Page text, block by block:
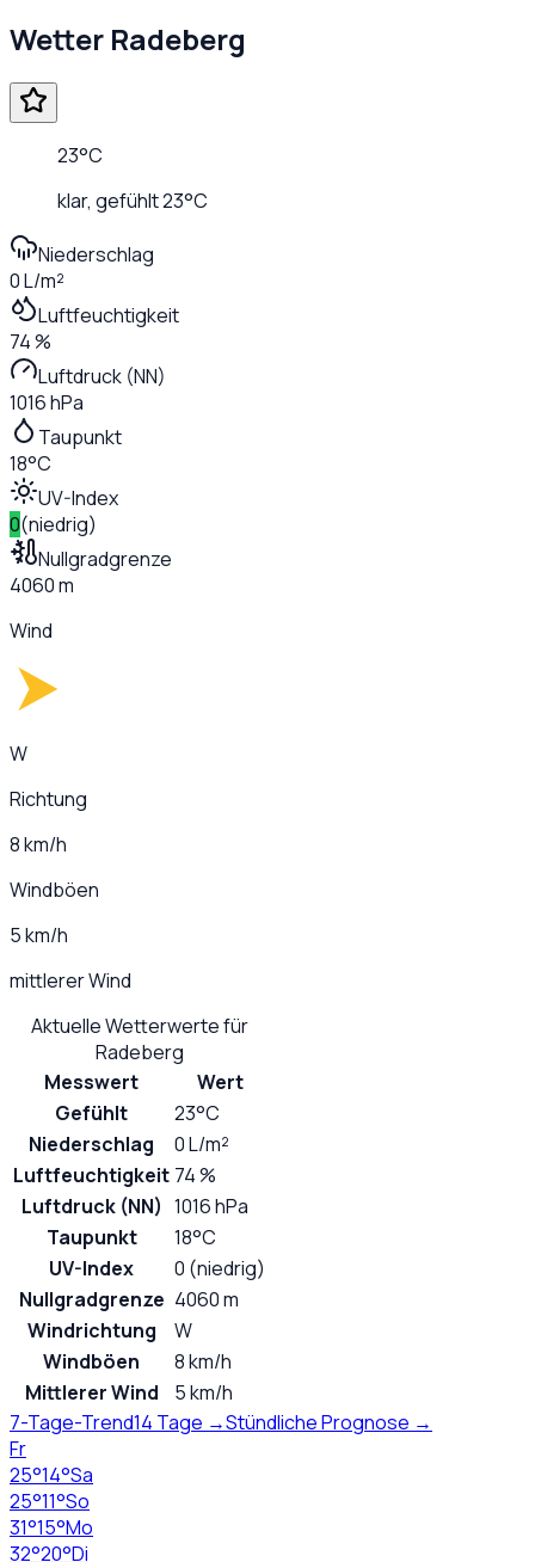
Wetter Radeberg
23°C
klar, gefühlt23°C
Niederschlag
0 L/m²
Luftfeuchtigkeit
74 %
Luftdruck (NN)
1016 hPa
Taupunkt
18°C
UV-Index
0(niedrig)
Nullgradgrenze
4060 m
Wind
W
Richtung
8 km/h
Windböen
5 km/h
mittlerer Wind
Aktuelle Wetterwerte für
Radeberg
Messwert
Wert
Gefühlt
23°C
Niederschlag
0 L/m²
Luftfeuchtigkeit 74 %
Luftdruck (NN) 1016 hPa
Taupunkt
18°C
UV-Index
0 (niedrig)
Nullgradgrenze 4060 m
Windrichtung
W
Windböen
8 km/h
Mittlerer Wind
5 km/h
7-Tage-Trend14 Tage →Stündliche Prognose →
Fr
25°14°Sa
25°11°So
31°15°Mo
32°20°Di